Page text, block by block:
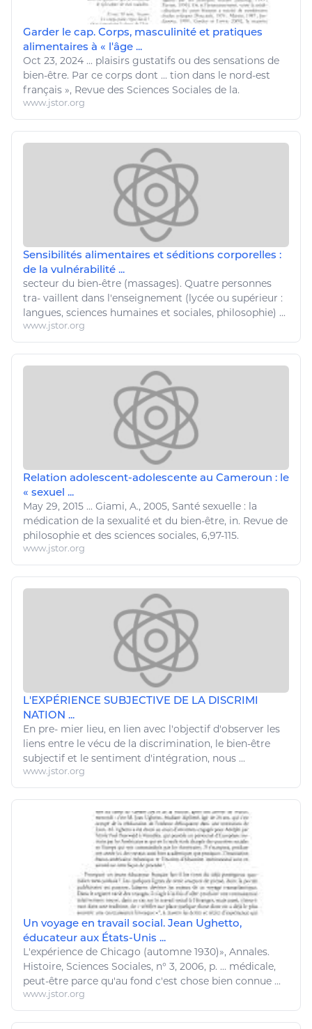
Garder le cap. Corps, masculinité et pratiques
alimentaires à « l'âge ...
Oct 23, 2024 ... plaisirs gustatifs ou des sensations de
bien-être. Par ce corps dont ... tion dans le nord-est
français », Revue des Sciences Sociales de la.
www.jstor.org
Sensibilités alimentaires et séditions corporelles :
de la vulnérabilité ...
secteur du bien-être (massages). Quatre personnes
tra- vaillent dans l'enseignement (lycée ou supérieur :
langues, sciences humaines et sociales, philosophie) ...
www.jstor.org
Relation adolescent-adolescente au Cameroun : le
« sexuel ...
May 29, 2015 ... Giami, A., 2005, Santé sexuelle : la
médication de la sexualité et du bien-être, in. Revue de
philosophie et des sciences sociales, 6,97-115.
www.jstor.org
L'EXPÉRIENCE SUBJECTIVE DE LA DISCRIMI
NATION ...
En pre- mier lieu, en lien avec l'objectif d'observer les
liens entre le vécu de la discrimination, le bien-être
subjectif et le sentiment d'intégration, nous ...
www.jstor.org
Un voyage en travail social. Jean Ughetto,
éducateur aux États-Unis ...
L'expérience de Chicago (automne 1930)», Annales.
Histoire, Sciences Sociales, n° 3, 2006, p. ... médicale,
peut-être parce qu'au fond c'est chose bien connue ...
www.jstor.org